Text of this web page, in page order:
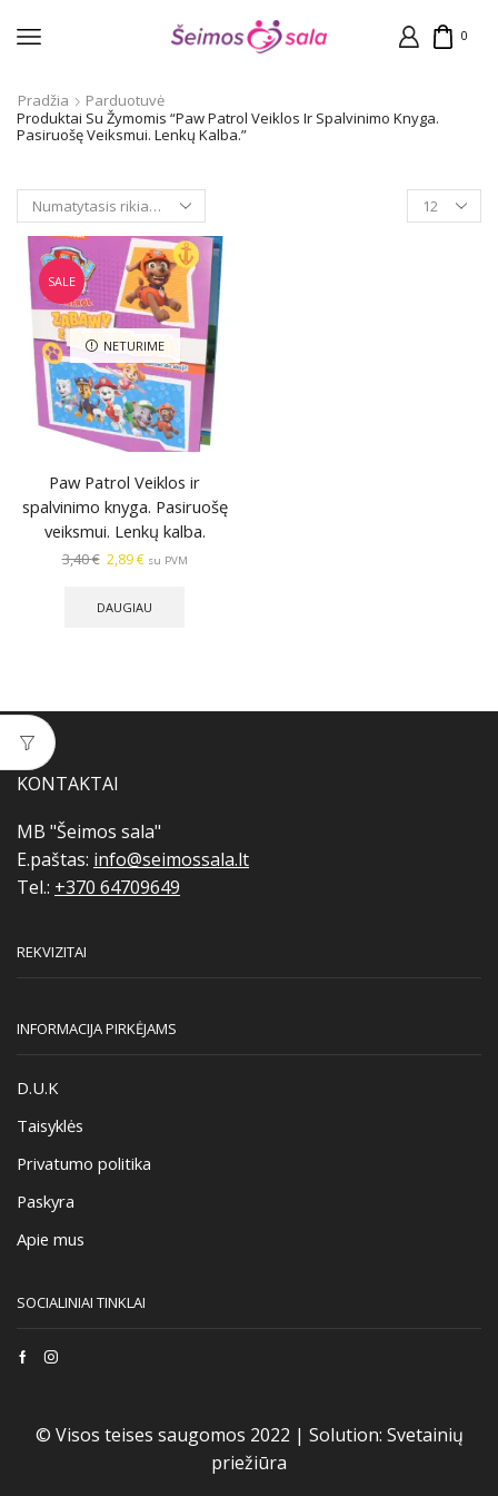
0
Pradžia
Parduotuvė
Produktai Su Žymomis “Paw Patrol Veiklos Ir Spalvinimo Knyga.
Pasiruošę Veiksmui. Lenkų Kalba.”
Products
per
SALE
NETURIME
Paw Patrol Veiklos ir
spalvinimo knyga. Pasiruošę
veiksmui. Lenkų kalba.
3,40€ Original
was:
2,89€Current
is:
su PVM
DAUGIAU
KONTAKTAI
MB "Šeimos sala"
E.paštas: info@seimossala.lt
Tel.: +370 64709649
REKVIZITAI
INFORMACIJA PIRKĖJAMS
D.U.K
Taisyklės
Privatumo politika
Paskyra
Apie mus
SOCIALINIAI TINKLAI
FacebookInstagram
© Visos teises saugomos 2022 | Solution: Svetainių
priežiūra